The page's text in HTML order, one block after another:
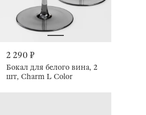
2 290 ₽
Бокал для белого вина, 2
шт, Charm L Color